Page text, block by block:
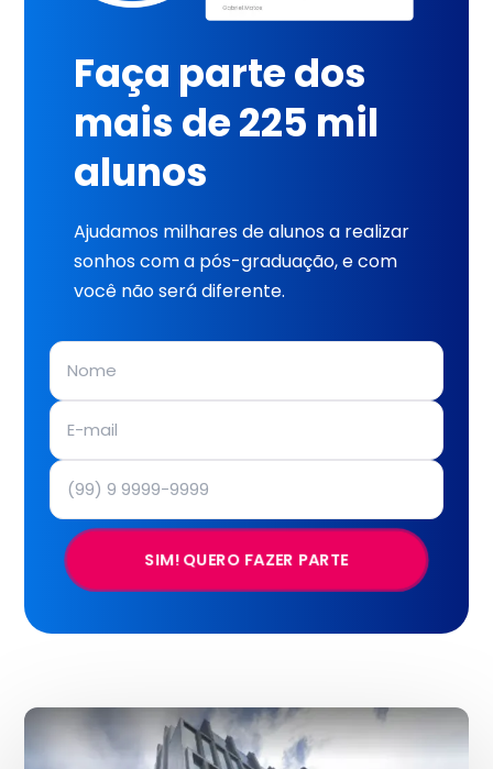
Faça parte dos
mais de 225 mil
alunos
Ajudamos milhares de alunos a realizar
sonhos com a pós-graduação, e com
você não será diferente.
SIM! QUERO FAZER PARTE